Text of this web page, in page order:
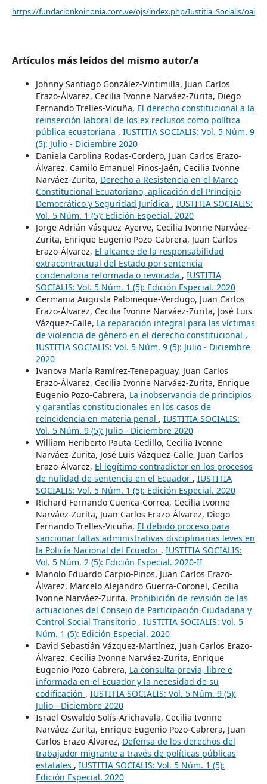
https://fundacionkoinonia.com.ve/ojs/index.php/Iustitia_Socialis/oai
Artículos más leídos del mismo autor/a
Johnny Santiago González-Vintimilla, Juan Carlos
Erazo-Álvarez, Cecilia Ivonne Narváez-Zurita, Diego
Fernando Trelles-Vicuña, El derecho constitucional a la
reinserción laboral de los ex reclusos como política
pública ecuatoriana , IUSTITIA SOCIALIS: Vol. 5 Núm. 9
(5): Julio - Diciembre 2020
Daniela Carolina Rodas-Cordero, Juan Carlos Erazo-
Álvarez, Camilo Emanuel Pinos-Jaén, Cecilia Ivonne
Narváez-Zurita, Derecho a Resistencia en el Marco
Constitucional Ecuatoriano, aplicación del Principio
Democrático y Seguridad Jurídica , IUSTITIA SOCIALIS:
Vol. 5 Núm. 1 (5): Edición Especial. 2020
Jorge Adrián Vásquez-Ayerve, Cecilia Ivonne Narváez-
Zurita, Enrique Eugenio Pozo-Cabrera, Juan Carlos
Erazo-Álvarez, El alcance de la responsabilidad
extracontractual del Estado por sentencia
condenatoria reformada o revocada , IUSTITIA
SOCIALIS: Vol. 5 Núm. 1 (5): Edición Especial. 2020
Germania Augusta Palomeque-Verdugo, Juan Carlos
Erazo-Álvarez, Cecilia Ivonne Narváez-Zurita, José Luis
Vázquez-Calle, La reparación integral para las víctimas
de violencia de género en el derecho constitucional ,
IUSTITIA SOCIALIS: Vol. 5 Núm. 9 (5): Julio - Diciembre
2020
Ivanova María Ramírez-Tenepaguay, Juan Carlos
Erazo-Álvarez, Cecilia Ivonne Narváez-Zurita, Enrique
Eugenio Pozo-Cabrera, La inobservancia de principios
y garantías constitucionales en los casos de
reincidencia en materia penal , IUSTITIA SOCIALIS:
Vol. 5 Núm. 9 (5): Julio - Diciembre 2020
William Heriberto Pauta-Cedillo, Cecilia Ivonne
Narváez-Zurita, José Luis Vázquez-Calle, Juan Carlos
Erazo-Álvarez, El legítimo contradictor en los procesos
de nulidad de sentencia en el Ecuador , IUSTITIA
SOCIALIS: Vol. 5 Núm. 1 (5): Edición Especial. 2020
Richard Fernando Cuenca-Correa, Cecilia Ivonne
Narváez-Zurita, Juan Carlos Erazo-Álvarez, Diego
Fernando Trelles-Vicuña, El debido proceso para
sancionar faltas administrativas disciplinarias leves en
la Policía Nacional del Ecuador , IUSTITIA SOCIALIS:
Vol. 5 Núm. 2 (5): Edición Especial. 2020-II
Manolo Eduardo Carpio-Pinos, Juan Carlos Erazo-
Álvarez, Marcelo Alejandro Guerra-Coronel, Cecilia
Ivonne Narváez-Zurita, Prohibición de revisión de las
actuaciones del Consejo de Participación Ciudadana y
Control Social Transitorio , IUSTITIA SOCIALIS: Vol. 5
Núm. 1 (5): Edición Especial. 2020
David Sebastián Vázquez-Martínez, Juan Carlos Erazo-
Álvarez, Cecilia Ivonne Narváez-Zurita, Enrique
Eugenio Pozo-Cabrera, La consulta previa, libre e
informada en el Ecuador y la necesidad de su
codificación , IUSTITIA SOCIALIS: Vol. 5 Núm. 9 (5):
Julio - Diciembre 2020
Israel Oswaldo Solís-Arichavala, Cecilia Ivonne
Narváez-Zurita, Enrique Eugenio Pozo-Cabrera, Juan
Carlos Erazo-Álvarez, Defensa de los derechos del
trabajador migrante a través de políticas públicas
estatales , IUSTITIA SOCIALIS: Vol. 5 Núm. 1 (5):
Edición Especial. 2020